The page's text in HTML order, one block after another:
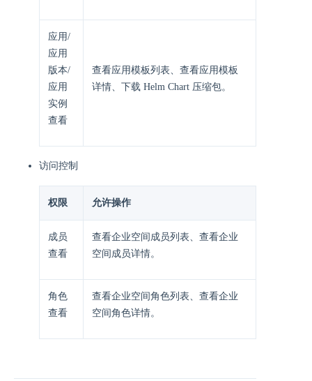
应用/
应用
版本/
应用
实例
查看
查看应用模板列表、查看应用模板
详情、下载 Helm Chart 压缩包。
访问控制
权限 允许操作
成员
查看
查看企业空间成员列表、查看企业
空间成员详情。
角色
查看
查看企业空间角色列表、查看企业
空间角色详情。